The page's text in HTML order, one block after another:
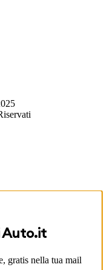
Auto.it
gratis nella tua mail